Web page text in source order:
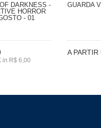
DARKNESS -
HORROR
- 01
in R$ 6,00
GUARDA
A